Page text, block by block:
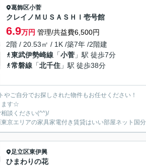
葛飾区小菅
クレイノＭＵＳＡＳＨＩ壱号館
6.9万円 管理/共益費6,500円
2階 / 20.53㎡ / 1K /築7年 /2階建
東武伊勢崎線 「小菅 」駅 徒歩7分
常磐線 「北千住 」駅 徒歩38分
ご自分でお探しされた物件もお任せください！
ます☆
談ください(^^)/
京エリアの家具家電付き賃貸はいい部屋ネット国
足立区東伊興
ひまわりの花